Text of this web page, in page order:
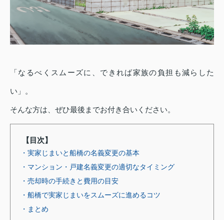
「なるべくスムーズに、できれば家族の負担も減らした
い」。
そんな方は、ぜひ最後までお付き合いください。
【目次】
・実家じまいと船橋の名義変更の基本
・マンション・戸建名義変更の適切なタイミング
・売却時の手続きと費用の目安
・船橋で実家じまいをスムーズに進めるコツ
・まとめ